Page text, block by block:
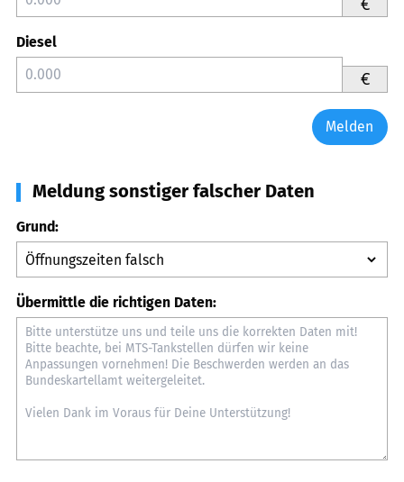
Diesel
€
Melden
Meldung sonstiger falscher Daten
Grund:
Übermittle die richtigen Daten: